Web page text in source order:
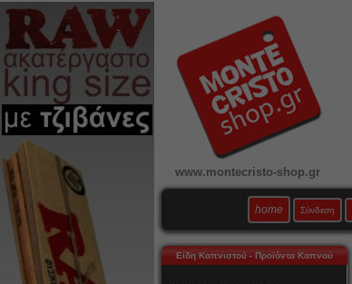
www.montecristo-shop.gr
home Σύνδεση
Είδη Καπνιστού - Προϊόντα Καπνού